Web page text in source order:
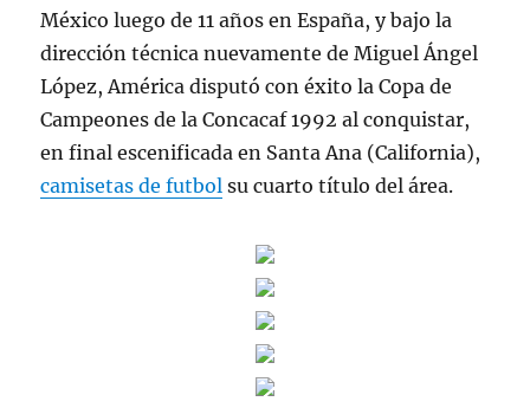
México luego de 11 años en España, y bajo la
dirección técnica nuevamente de Miguel Ángel
López, América disputó con éxito la Copa de
Campeones de la Concacaf 1992 al conquistar,
en final escenificada en Santa Ana (California),
camisetas de futbol su cuarto título del área.